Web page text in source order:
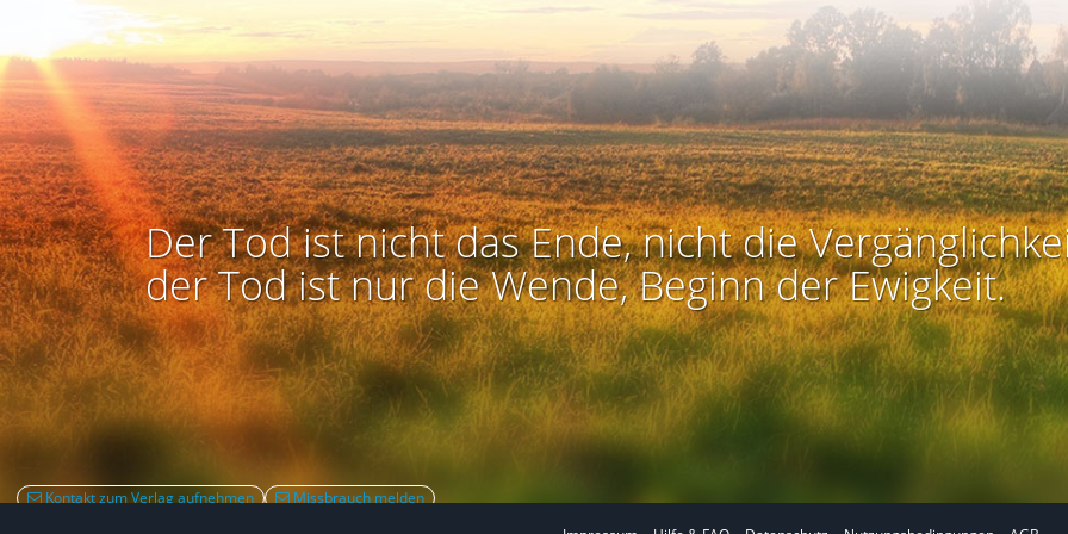
Der Tod ist nicht das Ende, nicht die
der Tod ist nur die Wende, Beginn der Ewigkeit.
Kontakt zum Verlag aufnehmen
Missbrauch melden